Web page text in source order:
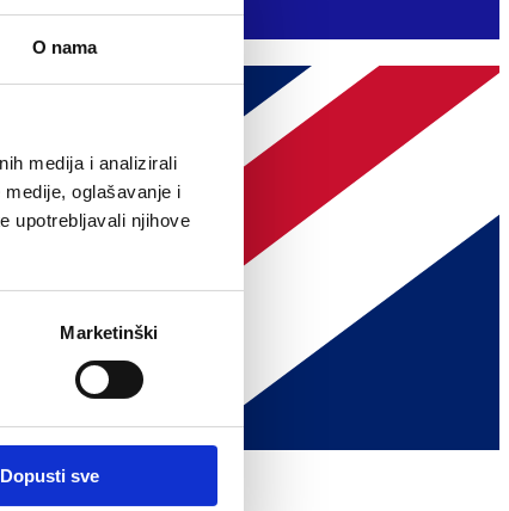
O nama
medija i analizirali
oglašavanje i
upotrebljavali njihove
Marketinški
Dopusti sve